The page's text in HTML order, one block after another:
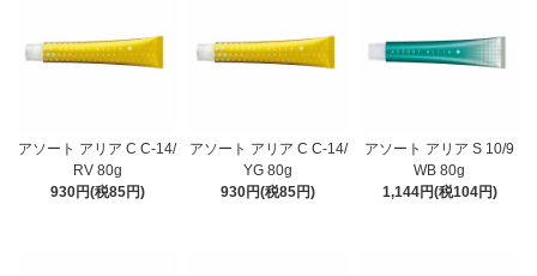
アソート アリア C C-14/
RV 80g
930円(税85円)
アソート アリア C C-14/
YG 80g
930円(税85円)
アソート アリア S 10/9
WB 80g
1,144円(税104円)